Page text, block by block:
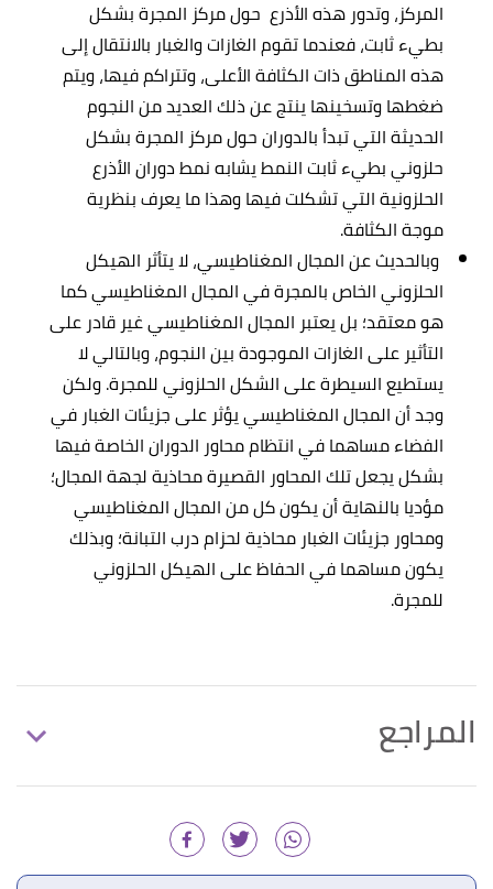
المركز، وتدور هذه الأذرع حول مركز المجرة بشكل
بطيء ثابت، فعندما تقوم الغازات والغبار بالانتقال إلى
هذه المناطق ذات الكثافة الأعلى، وتتراكم فيها، ويتم
ضغطها وتسخينها ينتج عن ذلك العديد من النجوم
الحديثة التي تبدأ بالدوران حول مركز المجرة بشكل
حلزوني بطيء ثابت النمط يشابه نمط دوران الأذرع
الحلزونية التي تشكلت فيها وهذا ما يعرف بنظرية
موجة الكثافة.
وبالحديث عن المجال المغناطيسي، لا يتأثر الهيكل
الحلزوني الخاص بالمجرة في المجال المغناطيسي كما
هو معتقد؛ بل يعتبر المجال المغناطيسي غير قادر على
التأثير على الغازات الموجودة بين النجوم، وبالتالي لا
يستطيع السيطرة على الشكل الحلزوني للمجرة. ولكن
وجد أن المجال المغناطيسي يؤثر على جزيئات الغبار في
الفضاء مساهما في انتظام محاور الدوران الخاصة فيها
بشكل يجعل تلك المحاور القصيرة محاذية لجهة المجال؛
مؤديا بالنهاية أن يكون كل من المجال المغناطيسي
ومحاور جزيئات الغبار محاذية لحزام درب التبانة؛ وبذلك
يكون مساهما في الحفاظ على الهيكل الحلزوني
للمجرة.
المراجع
earthsky , Retrieved 30/4/2021. Edited.
↑
"Which spiral arm of the Milky Way contains our